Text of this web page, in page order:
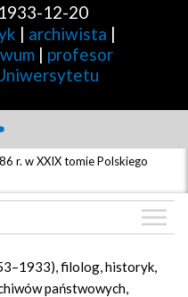
1933-12-20
| archiwista |
| profesor
r. w XXIX tomie Polskiego
filolog, historyk,
państwowych,